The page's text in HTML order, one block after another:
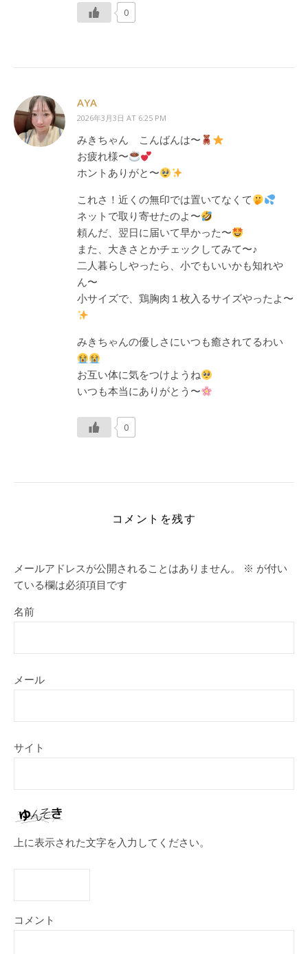
0
AYA
2026年3月3日 AT 6:25 PM
みきちゃん こんばんは〜
お疲れ様〜
ホントありがと〜
これさ！近くの無印では置いてなくて
ネットで取り寄せたのよ〜
頼んだ、翌日に届いて早かった〜
また、大きさとかチェックしてみて〜♪
二人暮らしやったら、小でもいいかも知れや
ん〜
小サイズで、鶏胸肉１枚入るサイズやったよ〜
みきちゃんの優しさにいつも癒されてるわい
お互い体に気をつけようね
いつも本当にありがとう〜
0
コメントを残す
メールアドレスが公開されることはありません。 ※ が付い
ている欄は必須項目です
名前
メール
サイト
上に表示された文字を入力してください。
コメント